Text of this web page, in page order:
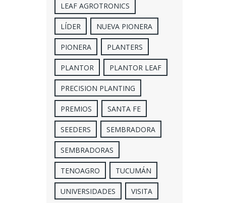
LEAF AGROTRONICS
LÍDER NUEVA PIONERA
PIONERA PLANTERS
PLANTOR PLANTOR LEAF
PRECISION PLANTING
PREMIOS SANTA FE
SEEDERS SEMBRADORA
SEMBRADORAS
TENOAGRO TUCUMÁN
UNIVERSIDADES VISITA